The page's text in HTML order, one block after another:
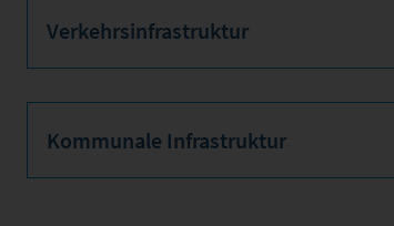
Verkehrsinfrastruktur
Kommunale Infrastruktur